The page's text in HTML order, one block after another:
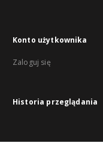
Konto użytkownika
Zaloguj się
Historia przeglądania